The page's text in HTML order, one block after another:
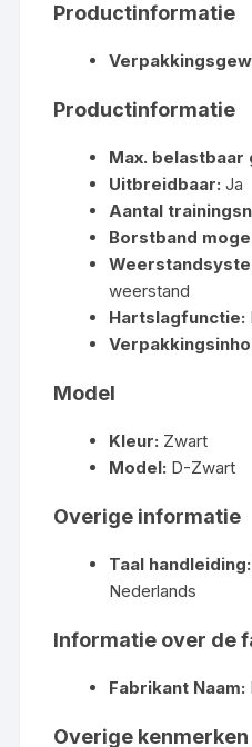
Productinformatie
Productinformatie
Max. belastbaar
Uitbreidbaar: Ja
Aantal
Borstband
weerstand
Hartslagfunctie:
Model
Kleur: Zwart
Model: D-Zwart
Overige informatie
Taal handleiding:
Nederlands
Informatie over de
Fabrikant Naam:
Overige kenmerken